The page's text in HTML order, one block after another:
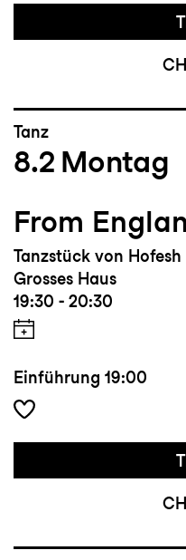
Tanz
8.2 Montag
From
Tanzstück von
Grosses Haus
19:30 - 20:30
Einführung 19:00